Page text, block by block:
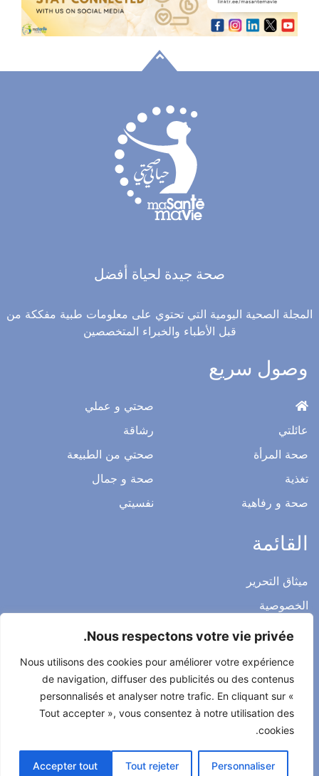
Nous respectons votre vie privée.
Nous utilisons des cookies pour améliorer votre expérience
de navigation, diffuser des publicités ou des contenus
personnalisés et analyser notre trafic. En cliquant sur «
Tout accepter », vous consentez à notre utilisation des
cookies.
Personnaliser
Tout rejeter
Accepter tout
صحة جيدة لحياة أفضل
المجلة الصحية اليومية التي تحتوي على معلومات طبية مفككة من
قبل الأطباء والخبراء المتخصصين
وصول سريع
عائلتي
صحة المرأة
تغذية
صحة و رفاهية
صحتي و عملي
رشاقة
صحتي من الطبيعة
صحة و جمال
نفسيتي
القائمة
ميثاق التحرير
الخصوصية
الاشعار القانوني
اتصل بنا
جميع الحقوق محفوظة لصحتي حياتي 2022
طور من طرفAlcomnet